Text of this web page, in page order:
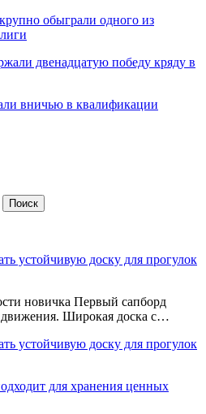
обыграли одного из
двенадцатую победу кряду в
вничью в квалификации
устойчивую доску для прогулок
новичка Первый сапборд
Широкая доска с…
устойчивую доску для прогулок
для хранения ценных